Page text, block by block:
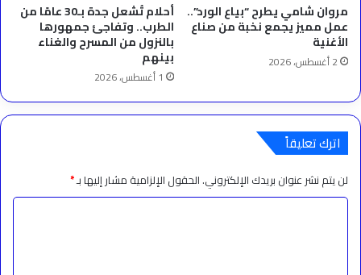
مروان شامي يطرح “بياع الورد”..
عمل مميز يجمع نخبة من صناع
الأغنية
2 أغسطس، 2026
أحلام تُشعل جدة بـ30 عامًا من
الطرب.. وتفاجئ جمهورها
بالنزول من المسرح والغناء
بينهم
1 أغسطس، 2026
اترك تعليقاً
لن يتم نشر عنوان بريدك الإلكتروني.الحقول الإلزامية مشار إليها بـ*